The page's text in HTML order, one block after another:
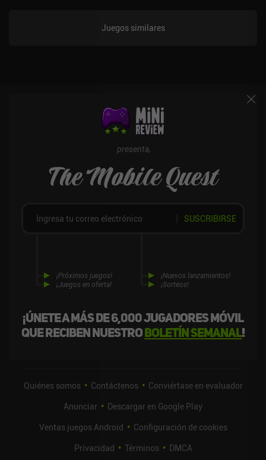
Juegos similares
presenta,
The Mobile Quest
¡Únete a más de 6,000 jugadores móvil
que reciben nuestroboletín semanal!
¡Próximos juegos!
¡Juegos en oferta!
¡Nuevos lanzamientos!
¡Sorteos!
SUSCRIBIRSE
Quiénes somos Contáctenos
Conviértase en evaluador
Anunciar
Descargar en Google Play
Ventas juegos Android
Configuración de cookies
Privacidad
Términos DMCA